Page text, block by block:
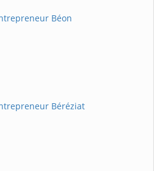
Béon
Béréziat